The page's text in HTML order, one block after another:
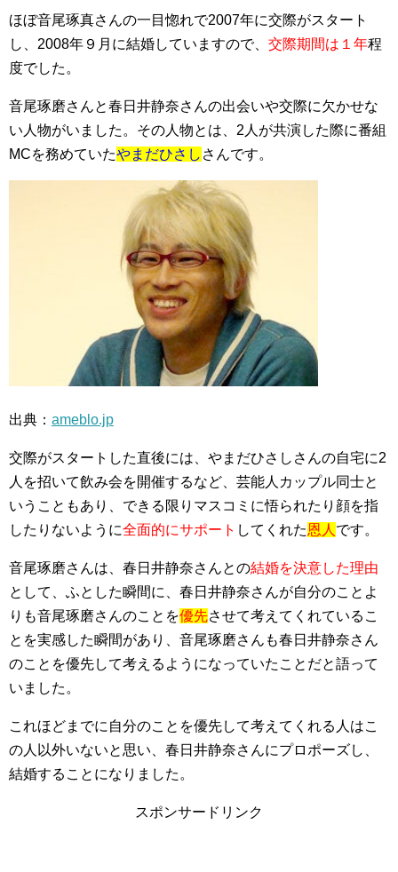
ほぼ音尾琢真さんの一目惚れで2007年に交際がスタート
し、2008年９月に結婚していますので、 交際期間は１年程
度でした。
音尾琢磨さんと春日井静奈さんの出会いや交際に欠かせな
い人物がいました。その人物とは、2人が共演した際に番組
MCを務めていたやまだひさし さんです。
出典： ameblo.jp
交際がスタートした直後には、やまだひさしさんの自宅に2
人を招いて飲み会を開催するなど、芸能人カップル同士と
いうこともあり、できる限りマスコミに悟られたり顔を指
したりないように全面的にサポート してくれた恩人 です。
音尾琢磨さんは、春日井静奈さんとの結婚を決意した理由
として、ふとした瞬間に、春日井静奈さんが自分のことよ
りも音尾琢磨さんのことを優先させて考えてくれているこ
とを実感した瞬間があり、音尾琢磨さんも春日井静奈さん
のことを優先して考えるようになっていたことだと語って
いました。
これほどまでに自分のことを優先して考えてくれる人はこ
の人以外いないと思い、春日井静奈さんにプロポーズし、
結婚することになりました。
スポンサードリンク